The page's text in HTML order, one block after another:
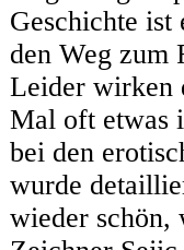
Geschichte ist
den Weg zum
Leider wirken
Mal oft etwas
bei den
wurde
wieder schön,